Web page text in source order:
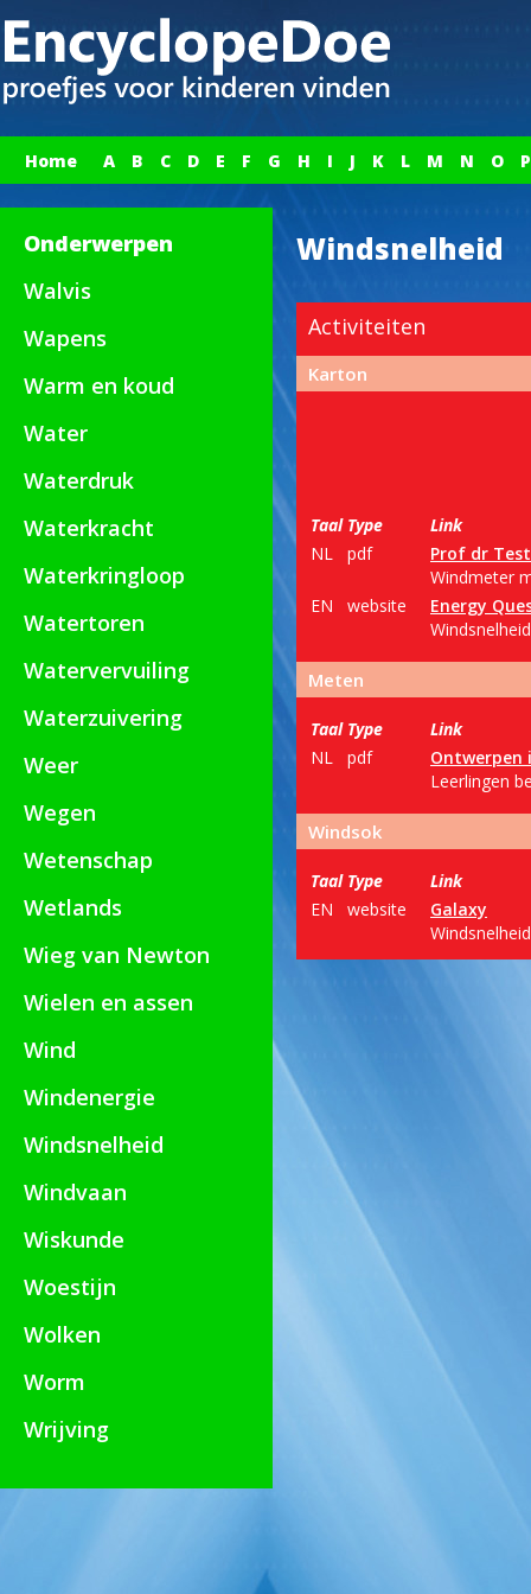
Home A B C D E F G H I J K L M N O P
Onderwerpen
Walvis
Wapens
Warm en koud
Water
Waterdruk
Waterkracht
Waterkringloop
Watertoren
Watervervuiling
Waterzuivering
Weer
Wegen
Wetenschap
Wetlands
Wieg van Newton
Wielen en assen
Wind
Windenergie
Windsnelheid
Windvaan
Wiskunde
Woestijn
Wolken
Worm
Wrijving
Windsnelheid
Activiteiten
Karton
Taal Type
Link
NL
pdf
Prof dr
Windmeter
EN
website
Energy
Meten
Taal Type
Link
NL
pdf
Ontwerpen
Leerlingen
Windsok
Taal Type
Link
EN
website
Galaxy